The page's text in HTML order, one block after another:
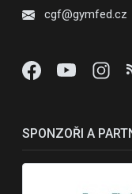
cgf@gymfed.cz
SPONZOŘI A